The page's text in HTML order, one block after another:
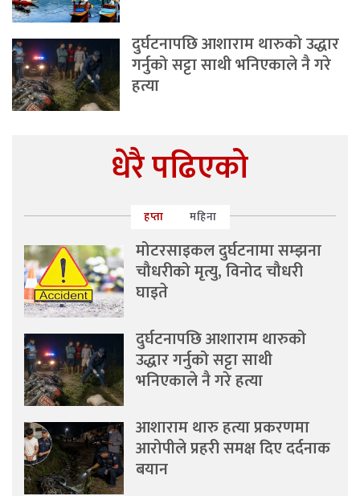
दुर्घटनापछि आशाराम थारुको उद्धार
गर्नुको सट्टा साथी भनिएकाले नै गरे
हत्या
धेरै पढिएको
हप्ता महिना
मोटरसाइकल दुर्घटनामा सम्झना
चौधरीको मृत्यु, विनोद चौधरी
घाइते
दुर्घटनापछि आशाराम थारुको
उद्धार गर्नुको सट्टा साथी
भनिएकाले नै गरे हत्या
आशाराम थारु हत्या प्रकरणमा
आरोपीले प्रहरी समक्ष दिए दर्दनाक
बयान